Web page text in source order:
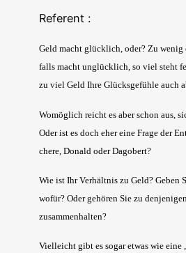
Referent :
Geld macht glück­lich, oder? Zu
falls macht unglück­lich, so viel steht
zu viel Geld Ihre Glücks­ge­füh­le auch
Womög­lich reicht es aber schon aus,
Oder ist es doch eher eine Fra­ge der
che­re, Donald oder Dagobert?
Wie ist Ihr Ver­hält­nis zu Geld? Geben
wofür? Oder gehö­ren Sie zu
zusammenhalten?
Viel­leicht gibt es sogar etwas wie eine